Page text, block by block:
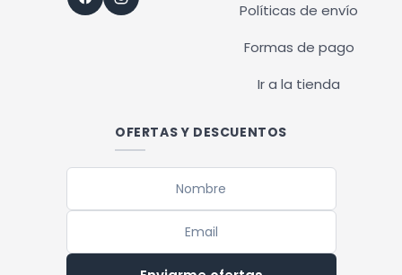
Políticas de envío
Formas de pago
Ir a la tienda
OFERTAS Y DESCUENTOS